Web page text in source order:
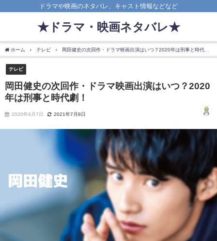
ドラマや映画のネタバレ、キャスト情報などなど
★ドラマ・映画ネタバレ★
ホーム テレビ 岡田健史の次回作・ドラマ映画出演はいつ？2020年は刑事と時代劇！
テレビ
岡田健史の次回作・ドラマ映画出演はいつ？2020
年は刑事と時代劇！
2020年4月7日 2021年7月8日